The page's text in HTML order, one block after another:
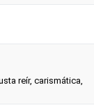
reír, carismática,